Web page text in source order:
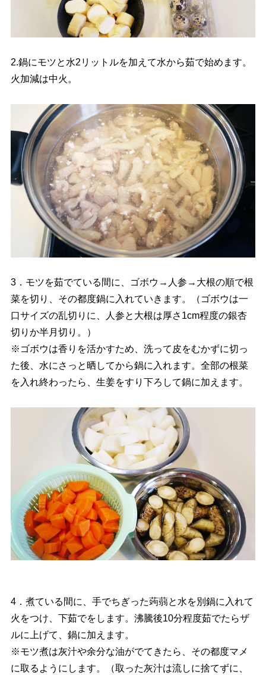
2.鍋にモツと水2リットルを加えて水から茹で始めます。
火加減は中火。
3．モツを茹でている間に、ゴボウ→人参→大根の順で根
菜を切り、その都度鍋に入れていきます。（ゴボウは一
口サイズの乱切りに、人参と大根は厚さ1cm程度の銀杏
切りか半月切り。）
※ゴボウは香りを活かすため、洗って皮をむかずに切っ
た後、水にさっと晒してから鍋に入れます。全部の根菜
を入れ終わったら、生姜をすり下ろして鍋に加えます。
4．煮ている間に、手でちぎった蒟蒻と水を別鍋に入れて
火をつけ、下茹でをします。沸騰後10分程度茹でたらザ
ルに上げて、鍋に加えます。
※モツ煮は灰汁や余分な油がでてきたら、その都度マメ
に取るようにします。（取った灰汁は流しに捨てずに、